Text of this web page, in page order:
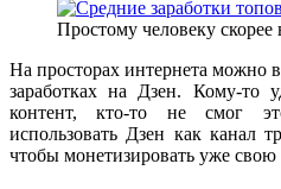
Простому человеку скорее
На просторах интернета можно
заработках на Дзен. Кому-то
контент, кто-то не смог
использовать Дзен как канал
чтобы монетизировать уже свою